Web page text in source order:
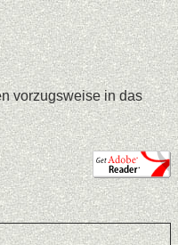
vorzugsweise in das